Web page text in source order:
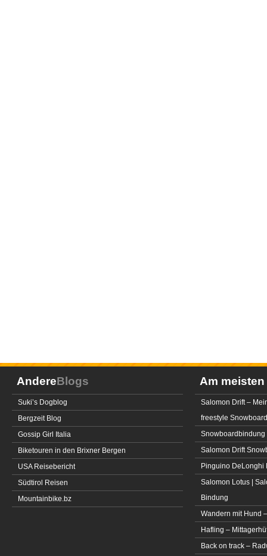
AndereBlogs
Suki’s Dogblog
Bergzeit Blog
Gossip Girl Italia
Biketouren in den Brixner Bergen
USA Reisebericht
Südtirol Reisen
Mountainbike.bz
Am meisten
Salomon Drift –
freestyle Snowboard
Snowboardbindung
Salomon Drift
Pinguino DeLonghi
Salomon Lotus |
Bindung
Wandern mit Hund
Hafling –
Back on track –